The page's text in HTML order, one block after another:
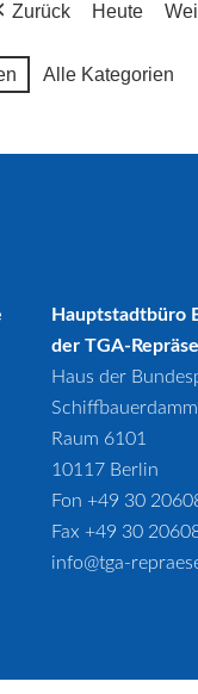
Zurück Heute
Alle Kategorien
Hauptstadtbüro
der TGA-
Haus der
Raum 6101
10117 Berlin
Fon +49 30
Fax +49 30
info@tga-